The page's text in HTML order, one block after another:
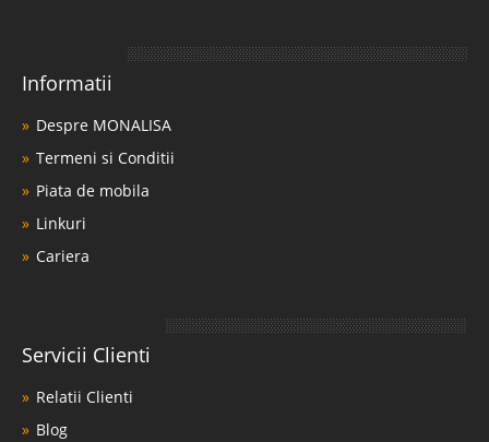
Informatii
Despre MONALISA
Termeni si Conditii
Piata de mobila
Linkuri
Cariera
Servicii Clienti
Relatii Clienti
Blog